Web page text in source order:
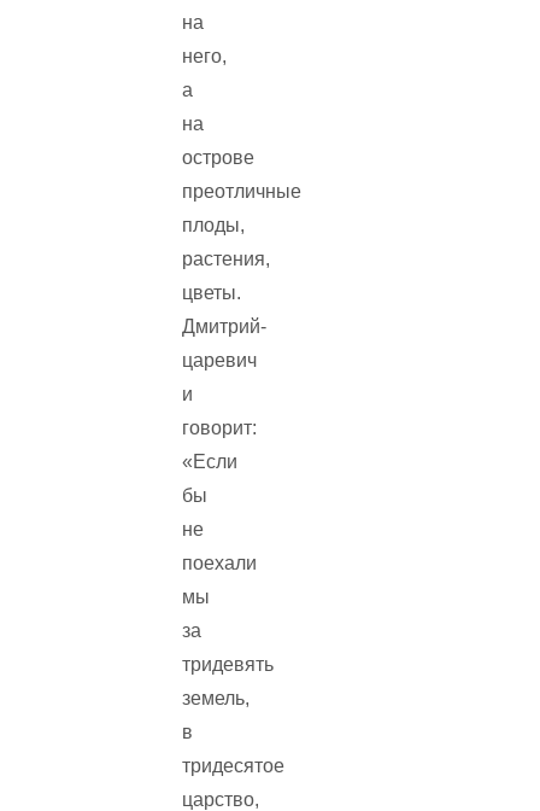
на
него,
а
на
острове
преотличные
плоды,
растения,
цветы.
Дмитрий-
царевич
и
говорит:
«Если
бы
не
поехали
мы
за
тридевять
земель,
в
тридесятое
царство,